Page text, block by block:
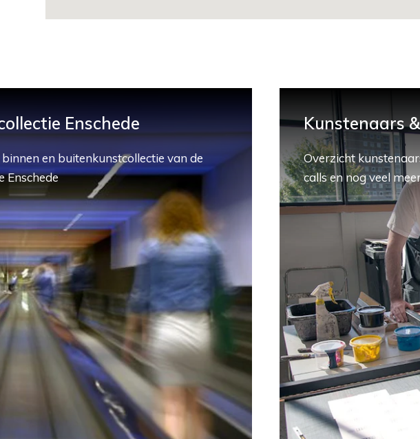
Enschede
binnen en buitenkunstcollectie van de
Enschede
Kunstenaars
Overzicht
calls en nog veel